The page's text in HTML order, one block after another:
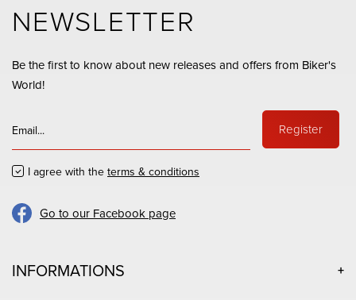
NEWSLETTER
Be the first to know about new releases and offers from Biker's
World!
Register
I agree with the terms & conditions
Go to our Facebook page
INFORMATIONS